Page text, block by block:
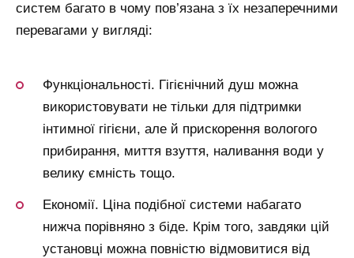
систем багато в чому пов’язана з їх незаперечними
перевагами у вигляді:
Функціональності. Гігієнічний душ можна
використовувати не тільки для підтримки
інтимної гігієни, але й прискорення вологого
прибирання, миття взуття, наливання води у
велику ємність тощо.
Економії. Ціна подібної системи набагато
нижча порівняно з біде. Крім того, завдяки цій
установці можна повністю відмовитися від